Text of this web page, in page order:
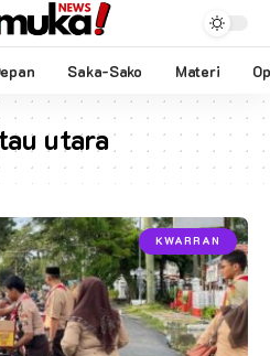
Saka-Sako Materi
utara
KWARRAN